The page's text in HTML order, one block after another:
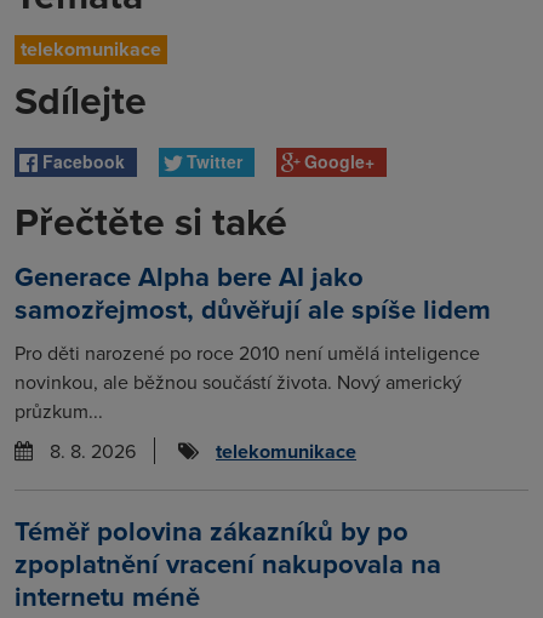
telekomunikace
Sdílejte
Facebook Twitter Google+
Přečtěte si také
Generace Alpha bere AI jako
samozřejmost, důvěřují ale spíše lidem
Pro děti narozené po roce 2010 není umělá inteligence
novinkou, ale běžnou součástí života. Nový americký
průzkum...
8. 8. 2026
telekomunikace
Téměř polovina zákazníků by po
zpoplatnění vracení nakupovala na
internetu méně